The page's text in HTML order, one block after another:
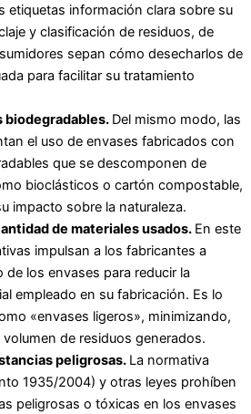
etiquetas información clara sobre su
y clasificación de residuos, de
sepan cómo desecharlos de
para facilitar su tratamiento
biodegradables. Del mismo modo, las
el uso de envases fabricados con
que se descomponen de
bioclásticos o cartón compostable,
impacto sobre la naturaleza.
de materiales usados. En este
impulsan a los fabricantes a
de los envases para reducir la
empleado en su fabricación. Es lo
«envases ligeros», minimizando,
de residuos generados.
peligrosas. La normativa
1935/2004) y otras leyes prohíben
peligrosas o tóxicas en los envases